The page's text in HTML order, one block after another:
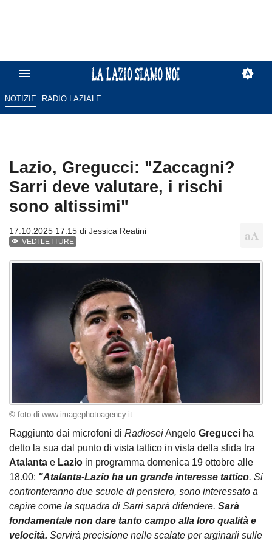
NOTIZIE RADIO LAZIALE
Lazio, Gregucci: "Zaccagni?
Sarri deve valutare, i rischi
sono altissimi"
17.10.2025 17:15 di Jessica Reatini
VEDI LETTURE
© foto di www.imagephotoagency.it
Raggiunto dai microfoni di RadioseiAngelo Gregucci ha
detto la sua dal punto di vista tattico in vista della sfida tra
Atalanta e Lazio in programma domenica 19 ottobre alle
18.00: "Atalanta-Lazio ha un grande interesse tattico. Si
confronteranno due scuole di pensiero, sono interessato a
capire come la squadra di Sarri saprà difendere. Sarà
fondamentale non dare tanto campo alla loro qualità e
velocità. Servirà precisione nelle scalate per arginarli sulle